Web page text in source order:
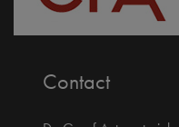
Contact